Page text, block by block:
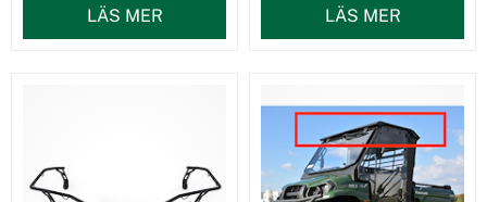
LÄS MER LÄS MER